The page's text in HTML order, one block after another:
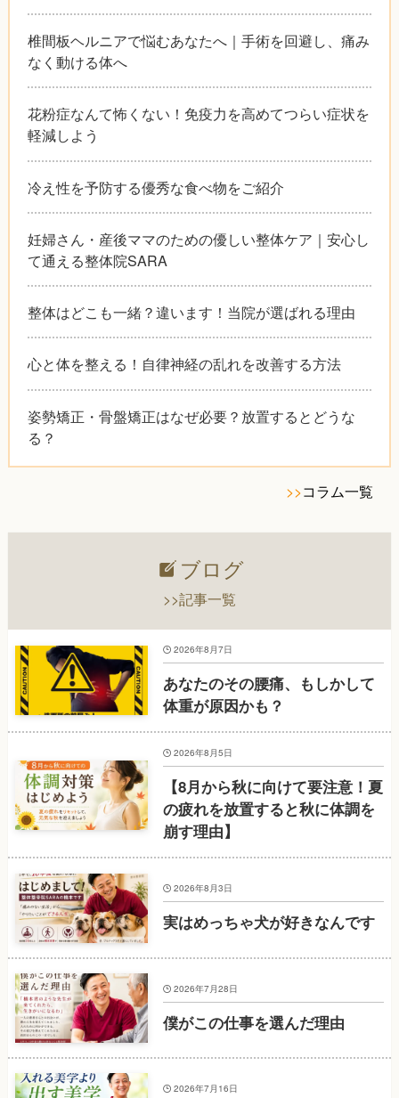
椎間板ヘルニアで悩むあなたへ｜手術を回避し、痛み
なく動ける体へ
花粉症なんて怖くない！免疫力を高めてつらい症状を
軽減しよう
冷え性を予防する優秀な食べ物をご紹介
妊婦さん・産後ママのための優しい整体ケア｜安心し
て通える整体院SARA
整体はどこも一緒？違います！当院が選ばれる理由
心と体を整える！自律神経の乱れを改善する方法
姿勢矯正・骨盤矯正はなぜ必要？放置するとどうな
る？
>>コラム一覧
ブログ
>>記事一覧
あなたのその腰痛、もしかして
体重が原因かも？
2026年8月7日
【8月から秋に向けて要注意！夏
の疲れを放置すると秋に体調を
崩す理由】
2026年8月5日
実はめっちゃ犬が好きなんです
2026年8月3日
僕がこの仕事を選んだ理由
2026年7月28日
2026年7月16日